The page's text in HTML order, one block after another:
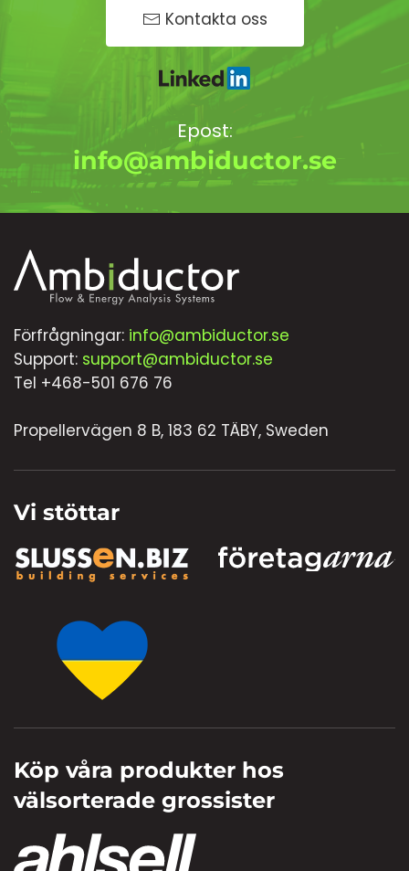
Kontakta oss
Epost:
info@ambiductor.se
Förfrågningar: info@ambiductor.se
Support: support@ambiductor.se
Tel +468-501 676 76
Propellervägen 8 B, 183 62 TÄBY, Sweden
Vi stöttar
Köp våra produkter hos
välsorterade grossister